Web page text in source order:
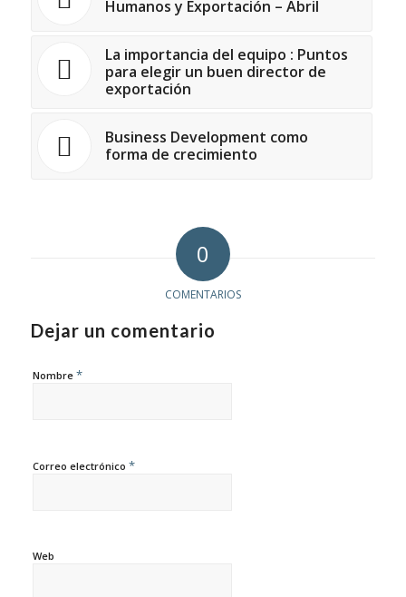
Humanos y Exportación – Abril
La importancia del equipo : Puntos
para elegir un buen director de
exportación
Business Development como
forma de crecimiento
0
COMENTARIOS
Dejar un comentario
Nombre *
Correo electrónico *
Web